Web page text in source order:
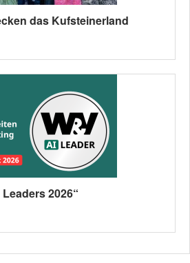
das Kufsteinerland
2026“